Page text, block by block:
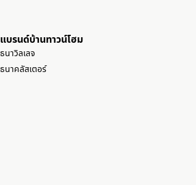
แบรนด์บ้านทาวน์โฮม
ธนาวิลเลจ
ธนาคลัสเตอร์